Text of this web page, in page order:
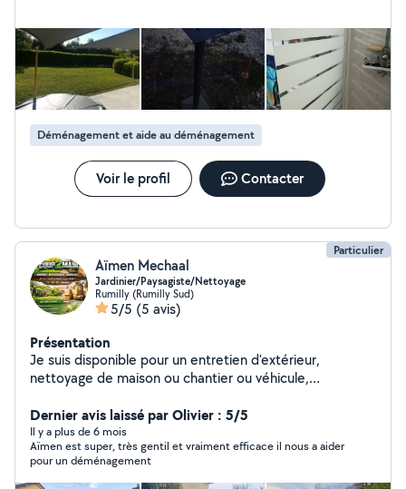
Déménagement et aide au déménagement
Voir le profil Contacter
Particulier
Aïmen Mechaal
Jardinier/Paysagiste/Nettoyage
Rumilly (Rumilly Sud)
5/5 (5 avis)
Présentation
Je suis disponible pour un entretien d'extérieur,
nettoyage de maison ou chantier ou véhicule,
Dernier avis laissé par Olivier : 5/5
Il y a plus de 6 mois
Aïmen est super, très gentil et vraiment efficace il nous a aider
pour un déménagement